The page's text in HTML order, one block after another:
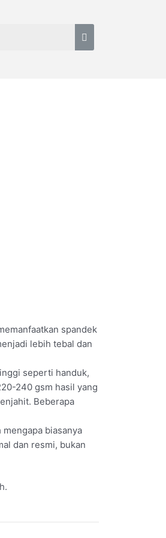
spandek
lebih tebal dan
seperti handuk,
240 gsm hasil yang
Beberapa
biasanya
dan resmi, bukan